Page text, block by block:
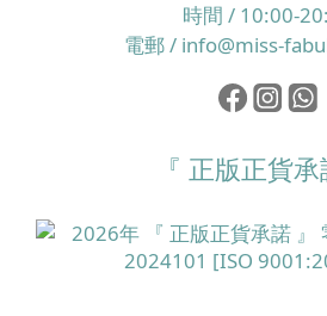
時間 / 10:00-
電郵 / info@miss-
『 正版正貨承